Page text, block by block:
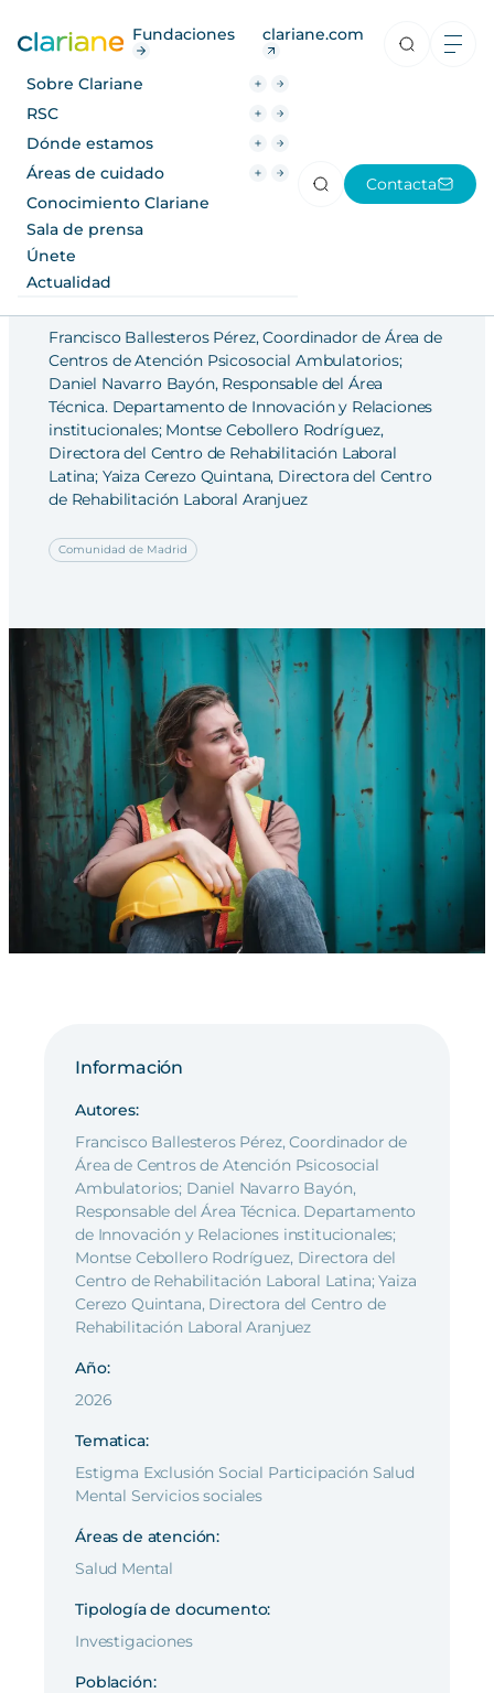
Fundaciones clariane.com
Sobre Clariane
RSC
Dónde estamos
Áreas de cuidado
Conocimiento Clariane
Sala de prensa
Únete
Actualidad
Contacta
Dónde estamos
Áreas de cuidado
Conocimiento Clariane
Sala de prensa
Únete
Actualidad
Investigaciones
Variables predictoras del
empleo en personas con
trastorno mental grave (TMG) e
rehabilitación psicosocial
Francisco Ballesteros Pérez, Coordinador de Área de
Centros de Atención Psicosocial Ambulatorios;
Daniel Navarro Bayón, Responsable del Área
Técnica. Departamento de Innovación y Relaciones
institucionales; Montse Cebollero Rodríguez,
Directora del Centro de Rehabilitación Laboral
Latina; Yaiza Cerezo Quintana, Directora del Centro
de Rehabilitación Laboral Aranjuez
Comunidad de Madrid
Información
Autores:
Francisco Ballesteros Pérez, Coordinador de
Área de Centros de Atención Psicosocial
Ambulatorios; Daniel Navarro Bayón,
Responsable del Área Técnica. Departamento
de Innovación y Relaciones institucionales;
Montse Cebollero Rodríguez, Directora del
Centro de Rehabilitación Laboral Latina; Yaiza
Cerezo Quintana, Directora del Centro de
Rehabilitación Laboral Aranjuez
Año:
2026
Tematica:
Estigma Exclusión Social Participación Salud
Mental Servicios sociales
Áreas de atención:
Salud Mental
Tipología de documento:
Investigaciones
Población: